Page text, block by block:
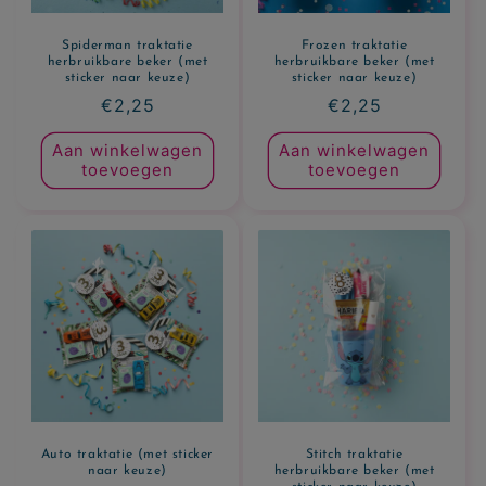
Spiderman traktatie
herbruikbare beker (met
sticker naar keuze)
Normale
prijs
€2,25
Aan winkelwagen
toevoegen
Frozen traktatie
herbruikbare beker (met
sticker naar keuze)
Normale
prijs
€2,25
Aan winkelwagen
toevoegen
Auto traktatie (met sticker
naar keuze)
Stitch traktatie
herbruikbare beker (met